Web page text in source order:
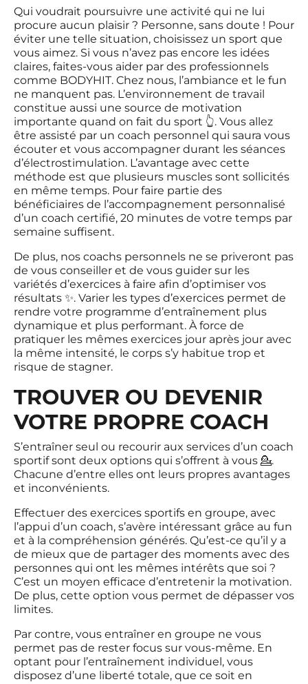
Qui voudrait poursuivre une activité qui ne lui
procure aucun plaisir ? Personne, sans doute ! Pour
éviter une telle situation, choisissez un sport que
vous aimez. Si vous n’avez pas encore les idées
claires, faites-vous aider par des professionnels
comme BODYHIT. Chez nous, l’ambiance et le fun
ne manquent pas. L’environnement de travail
constitue aussi une source de motivation
importante quand on fait du sport 👆. Vous allez
être assisté par un coach personnel qui saura vous
écouter et vous accompagner durant les séances
d’électrostimulation. L’avantage avec cette
méthode est que plusieurs muscles sont sollicités
en même temps. Pour faire partie des
bénéficiaires de l’accompagnement personnalisé
d’un coach certifié, 20 minutes de votre temps par
semaine suffisent.
De plus, nos coachs personnels ne se priveront pas
de vous conseiller et de vous guider sur les
variétés d’exercices à faire afin d’optimiser vos
résultats ✨. Varier les types d’exercices permet de
rendre votre programme d’entraînement plus
dynamique et plus performant. À force de
pratiquer les mêmes exercices jour après jour avec
la même intensité, le corps s’y habitue trop et
risque de stagner.
TROUVER OU DEVENIR
VOTRE PROPRE COACH
S’entraîner seul ou recourir aux services d’un coach
sportif sont deux options qui s’offrent à vous 💁.
Chacune d’entre elles ont leurs propres avantages
et inconvénients.
Effectuer des exercices sportifs en groupe, avec
l’appui d’un coach, s’avère intéressant grâce au fun
et à la compréhension générés. Qu’est-ce qu’il y a
de mieux que de partager des moments avec des
personnes qui ont les mêmes intérêts que soi ?
C’est un moyen efficace d’entretenir la motivation.
De plus, cette option vous permet de dépasser vos
limites.
Par contre, vous entraîner en groupe ne vous
permet pas de rester focus sur vous-même. En
optant pour l’entraînement individuel, vous
disposez d’une liberté totale, que ce soit en